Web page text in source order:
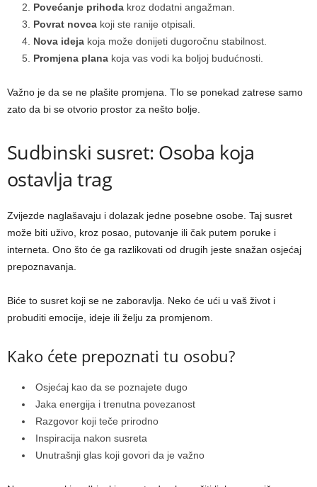
Povećanje prihoda kroz dodatni angažman.
Povrat novca koji ste ranije otpisali.
Nova ideja koja može donijeti dugoročnu stabilnost.
Promjena plana koja vas vodi ka boljoj budućnosti.
Važno je da se ne plašite promjena. Tlo se ponekad zatrese samo
zato da bi se otvorio prostor za nešto bolje.
Sudbinski susret: Osoba koja
ostavlja trag
Zvijezde naglašavaju i dolazak jedne posebne osobe. Taj susret
može biti uživo, kroz posao, putovanje ili čak putem poruke i
interneta. Ono što će ga razlikovati od drugih jeste snažan osjećaj
prepoznavanja.
Biće to susret koji se ne zaboravlja. Neko će ući u vaš život i
probuditi emocije, ideje ili želju za promjenom.
Kako ćete prepoznati tu osobu?
Osjećaj kao da se poznajete dugo
Jaka energija i trenutna povezanost
Razgovor koji teče prirodno
Inspiracija nakon susreta
Unutrašnji glas koji govori da je važno